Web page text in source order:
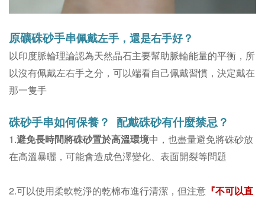
原礦硃砂手串佩戴左手，還是右手好？
以印度脈輪理論認為天然晶石主要幫助脈輪能量的平衡，所
以沒有佩戴左右手之分，可以端看自己佩戴習慣，決定戴在
那一隻手
硃砂手串如何保養？ 配戴硃砂有什麼禁忌？
1.避免長時間將硃砂置於高溫環境中，也盡量避免將硃砂放
在高溫暴曬，可能會造成色澤變化、表面開裂等問題
2.可以使用柔軟乾淨的乾棉布進行清潔，但注意 『不可以直